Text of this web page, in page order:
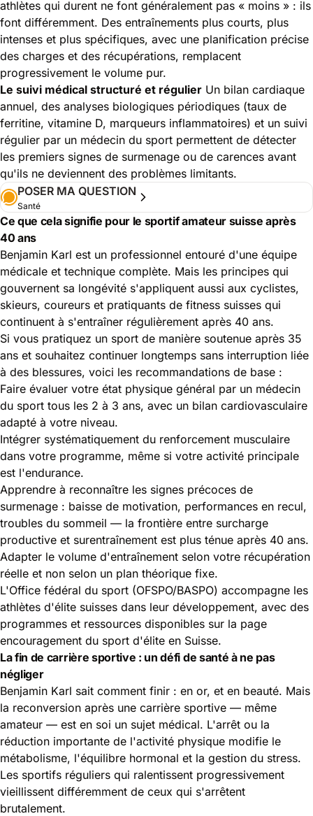
athlètes qui durent ne font généralement pas « moins » : ils
font différemment. Des entraînements plus courts, plus
intenses et plus spécifiques, avec une planification précise
des charges et des récupérations, remplacent
progressivement le volume pur.
Le suivi médical structuré et régulier Un bilan cardiaque
annuel, des analyses biologiques périodiques (taux de
ferritine, vitamine D, marqueurs inflammatoires) et un suivi
régulier par un médecin du sport permettent de détecter
les premiers signes de surmenage ou de carences avant
qu'ils ne deviennent des problèmes limitants.
POSER MA QUESTION
Santé
Ce que cela signifie pour le sportif amateur suisse après
40 ans
Benjamin Karl est un professionnel entouré d'une équipe
médicale et technique complète. Mais les principes qui
gouvernent sa longévité s'appliquent aussi aux cyclistes,
skieurs, coureurs et pratiquants de fitness suisses qui
continuent à s'entraîner régulièrement après 40 ans.
Si vous pratiquez un sport de manière soutenue après 35
ans et souhaitez continuer longtemps sans interruption liée
à des blessures, voici les recommandations de base :
Faire évaluer votre état physique général par un médecin
du sport tous les 2 à 3 ans, avec un bilan cardiovasculaire
adapté à votre niveau.
Intégrer systématiquement du renforcement musculaire
dans votre programme, même si votre activité principale
est l'endurance.
Apprendre à reconnaître les signes précoces de
surmenage : baisse de motivation, performances en recul,
troubles du sommeil — la frontière entre surcharge
productive et surentraînement est plus ténue après 40 ans.
Adapter le volume d'entraînement selon votre récupération
réelle et non selon un plan théorique fixe.
L'Office fédéral du sport (OFSPO/BASPO) accompagne les
athlètes d'élite suisses dans leur développement, avec des
programmes et ressources disponibles sur la page
encouragement du sport d'élite en Suisse.
La fin de carrière sportive : un défi de santé à ne pas
négliger
Benjamin Karl sait comment finir : en or, et en beauté. Mais
la reconversion après une carrière sportive — même
amateur — est en soi un sujet médical. L'arrêt ou la
réduction importante de l'activité physique modifie le
métabolisme, l'équilibre hormonal et la gestion du stress.
Les sportifs réguliers qui ralentissent progressivement
vieillissent différemment de ceux qui s'arrêtent
brutalement.